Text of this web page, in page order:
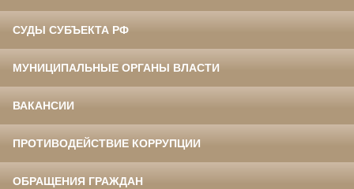
СУДЫ СУБЪЕКТА РФ
МУНИЦИПАЛЬНЫЕ ОРГАНЫ ВЛАСТИ
ВАКАНСИИ
ПРОТИВОДЕЙСТВИЕ КОРРУПЦИИ
ОБРАЩЕНИЯ ГРАЖДАН